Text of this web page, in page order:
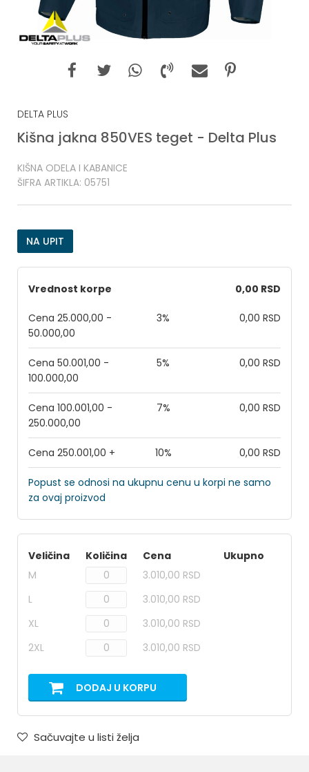
DELTA PLUS
Kišna jakna 850VES teget - Delta Plus
KIŠNA ODELA I KABANICE
ŠIFRA ARTIKLA: 05751
NA UPIT
Vrednost korpe 0,00 RSD
Cena 25.000,00 -
50.000,00
3% 0,00 RSD
Cena 50.001,00 -
100.000,00
5% 0,00 RSD
Cena 100.001,00 -
250.000,00
7% 0,00 RSD
Cena 250.001,00 + 10% 0,00 RSD
Popust se odnosi na ukupnu cenu u korpi ne samo
za ovaj proizvod
Veličina Količina Cena
Ukupno
M
3.010,00 RSD
L
3.010,00 RSD
XL
3.010,00 RSD
2XL
3.010,00 RSD
DODAJ U KORPU
Sačuvajte u listi želja